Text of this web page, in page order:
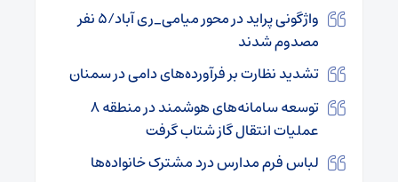
واژگونی پراید در محور میامی_ری آباد/۵ نفر
مصدوم شدند
تشدید نظارت بر فرآورده‌های دامی در سمنان
توسعه سامانه‌های هوشمند در منطقه ۸
عملیات انتقال گاز شتاب گرفت
لباس فرم مدارس درد مشترک خانواده‌ها